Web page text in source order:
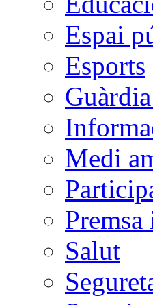
Espai
Esports
Medi
Salut